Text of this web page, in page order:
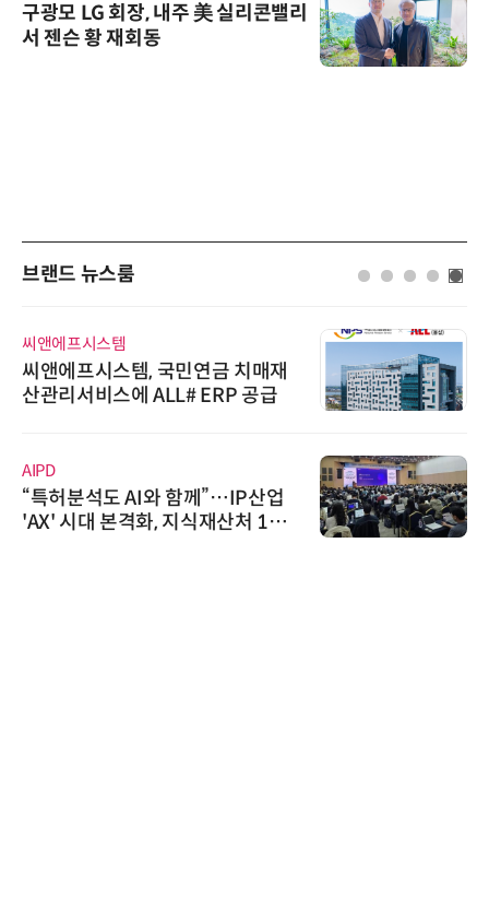
구광모 LG 회장, 내주 美 실리콘밸리
서 젠슨 황 재회동
브랜드 뉴스룸
씨앤에프시스템
씨앤에프시스템, 국민연금 치매재
산관리서비스에 ALL# ERP 공급
AIPD
“특허분석도 AI와 함께”…IP산업
'AX' 시대 본격화, 지식재산처 1호